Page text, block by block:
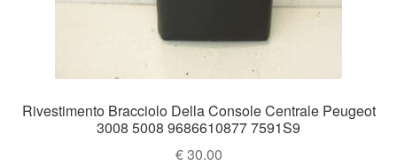
Rivestimento Bracciolo Della Console Centrale Peugeot
3008 5008 9686610877 7591S9
€30.00